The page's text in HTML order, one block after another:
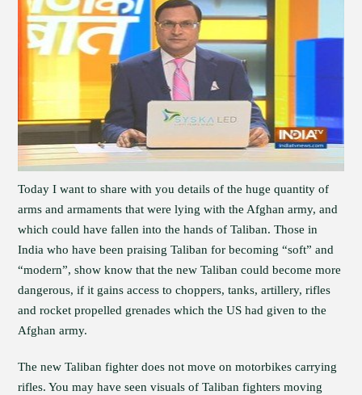
Today I want to share with you details of the huge quantity of
arms and armaments that were lying with the Afghan army, and
which could have fallen into the hands of Taliban. Those in
India who have been praising Taliban for becoming “soft” and
“modern”, show know that the new Taliban could become more
dangerous, if it gains access to choppers, tanks, artillery, rifles
and rocket propelled grenades which the US had given to the
Afghan army.
The new Taliban fighter does not move on motorbikes carrying
rifles. You may have seen visuals of Taliban fighters moving